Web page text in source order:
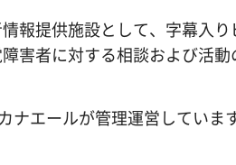
提供施設として、字幕入り
害者に対する相談および活
エールが管理運営していま